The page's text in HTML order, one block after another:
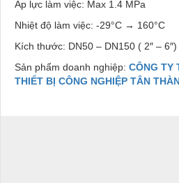
Áp lực làm việc: Max 1.4 MPa
Nhiệt độ làm việc: -29°C → 160°C
Kích thước: DN50 – DN150 ( 2″ – 6″)
Sản phẩm doanh nghiệp: CÔNG TY
THIẾT BỊ CÔNG NGHIỆP TÂN